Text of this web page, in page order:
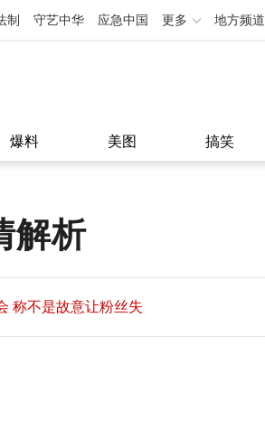
制 守艺中华 应急中国 更多 地方频道
爆料 美图 搞笑
解析
称不是故意让粉丝失
称不是故意让粉丝失